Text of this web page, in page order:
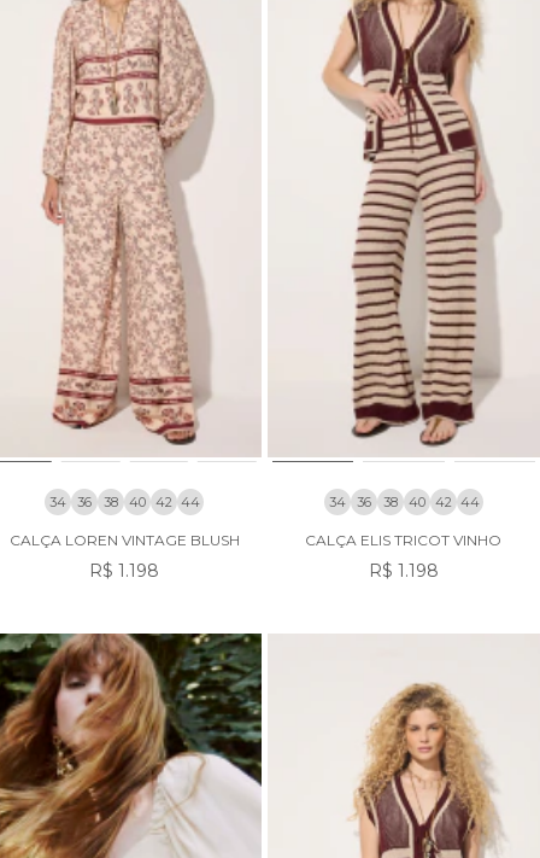
34 36 38 40 42 44
CALÇA LOREN VINTAGE BLUSH
R$ 1.198
34 36 38 40 42 44
CALÇA ELIS TRICOT VINHO
R$ 1.198